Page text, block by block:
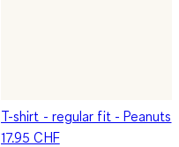
T-shirt - regular fit - Peanuts
17.95 CHF